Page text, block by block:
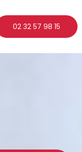
02 32 57 98 15